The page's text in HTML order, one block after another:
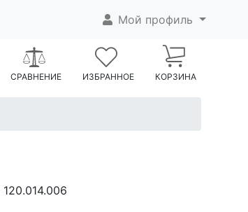
Мой профиль
СРАВНЕНИЕ ИЗБРАННОЕ КОРЗИНА
120.014.006